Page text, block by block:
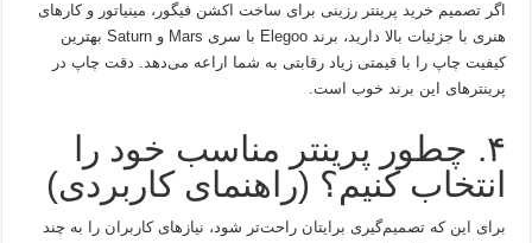
اگر تصمیم خرید پرینتر رزینی برای ساخت اکشن فیگور، مینیاتور و کارهای
هنری با جزئیات بالا دارید، برند Elegoo با سری Mars و Saturn بهترین
کیفیت چاپ را با قیمتی زیاد رقابتی به شما اراعه می‌دهد. دقت چاپ در
پرینترهای این برند خوب است.
۴. چطور پرینتر مناسب خود را
انتخاب کنیم؟ (راهنمای کاربردی)
برای این که تصمیم‌گیری برایتان راحت‌تر شود، نیازهای کاربران را به چند